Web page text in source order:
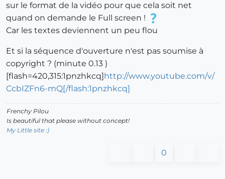
sur le format de la vidéo pour que cela soit net
quand on demande le Full screen !
Car les textes deviennent un peu flou
Et si la séquence d'ouverture n'est pas soumise à
copyright ? (minute 0.13 )
[flash=420,315:1pnzhkcq]http://www.youtube.com/v/
CcbIZFn6-mQ[/flash:1pnzhkcq]
Frenchy Pilou
Is beautiful that please without concept!
My Little site :)
0